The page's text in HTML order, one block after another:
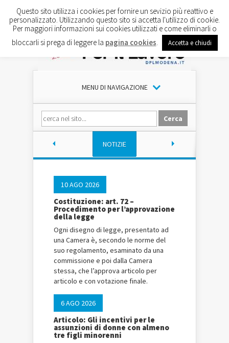
MENU DI NAVIGAZIONE
NOTIZIE
10 AGO 2026
Costituzione: art. 72 –
Procedimento per l’approvazione
della legge
Ogni disegno di legge, presentato ad
una Camera è, secondo le norme del
suo regolamento, esaminato da una
commissione e poi dalla Camera
stessa, che l’approva articolo per
articolo e con votazione finale.
6 AGO 2026
Articolo: Gli incentivi per le
assunzioni di donne con almeno
tre figli minorenni
Questo sito utilizza i cookies per fornire un sevizio più reattivo e
personalizzato. Utilizzando questo sito si accetta l'utilizzo di cookie.
Per maggiori informazioni sui cookies utilizzati e come eliminarli o
bloccarli si prega di leggere la pagina cookies Accetta e chiudi